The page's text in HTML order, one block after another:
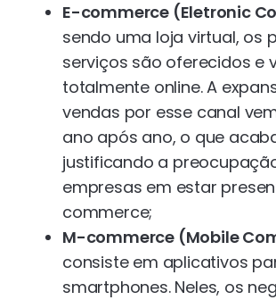
E-commerce (Eletronic
sendo uma loja virtual, os
serviços são oferecidos e
totalmente online. A
vendas por esse canal
ano após ano, o que
justificando a
empresas em estar
commerce;
M-commerce (Mobile
consiste em aplicativos
smartphones. Neles, os